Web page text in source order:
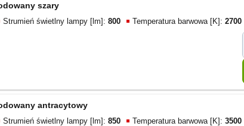
szary
Strumień świetlny lampy [lm]: 800 Temperatura barwowa [K]: 2700
antracytowy
Strumień świetlny lampy [lm]: 850 Temperatura barwowa [K]: 3500